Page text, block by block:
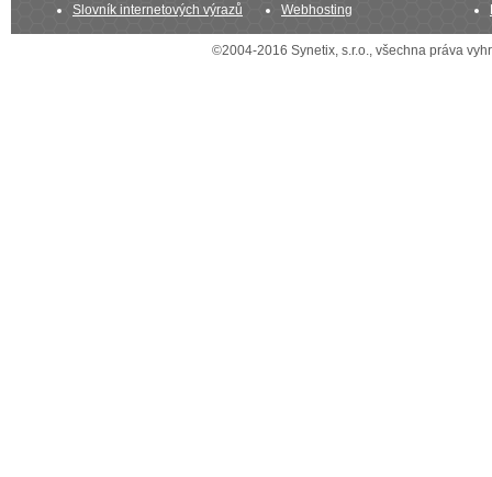
Slovník internetových výrazů
Webhosting
©2004-2016 Synetix, s.r.o., všechna práva